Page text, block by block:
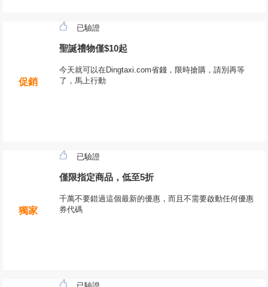
促銷
已驗證
聖誕禮物僅$10起
今天就可以在Dingtaxi.com省錢，限時搶購，請別再等
了，馬上行動
獨家
已驗證
僅限指定商品，低至5折
千萬不要錯過這個最新的優惠，而且不需要啟動任何優惠
券代碼